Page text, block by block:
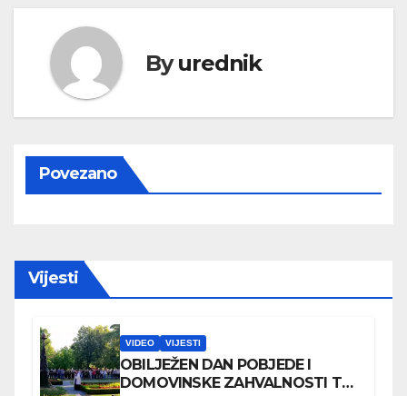
Byurednik
Povezano
Vijesti
VIDEO VIJESTI
OBILJEŽEN DAN POBJEDE I
DOMOVINSKE ZAHVALNOSTI TE